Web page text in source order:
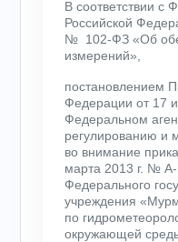
В соответствии с
Российской
№ 102-ФЗ «Об
измерений»,
постановлением
Федерации от 17
Федеральном
регулированию и
во внимание
марта 2013 г. №
Федерального
учреждения
по
окружающей